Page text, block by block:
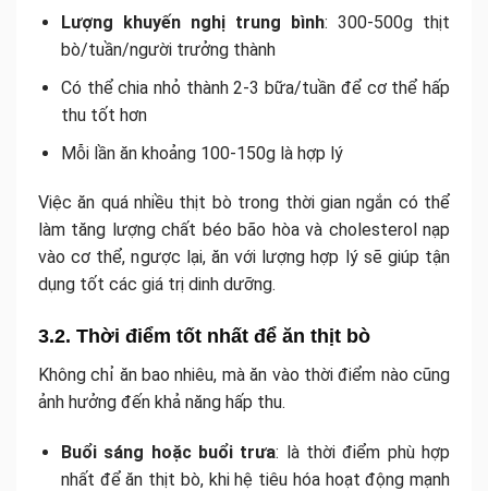
Lượng khuyến nghị trung bình: 300-500g thịt
bò/tuần/người trưởng thành
Có thể chia nhỏ thành 2-3 bữa/tuần để cơ thể hấp
thu tốt hơn
Mỗi lần ăn khoảng 100-150g là hợp lý
Việc ăn quá nhiều thịt bò trong thời gian ngắn có thể
làm tăng lượng chất béo bão hòa và cholesterol nạp
vào cơ thể, ngược lại, ăn với lượng hợp lý sẽ giúp tận
dụng tốt các giá trị dinh dưỡng.
3.2. Thời điểm tốt nhất để ăn thịt bò
Không chỉ ăn bao nhiêu, mà ăn vào thời điểm nào cũng
ảnh hưởng đến khả năng hấp thu.
Buổi sáng hoặc buổi trưa: là thời điểm phù hợp
nhất để ăn thịt bò, khi hệ tiêu hóa hoạt động mạnh